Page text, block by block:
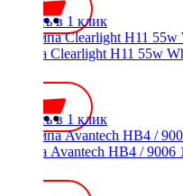
Купить в 1 клик
Лампа Clearlight H11 55w
Купить в 1 клик
Лампа Avantech HB4 /